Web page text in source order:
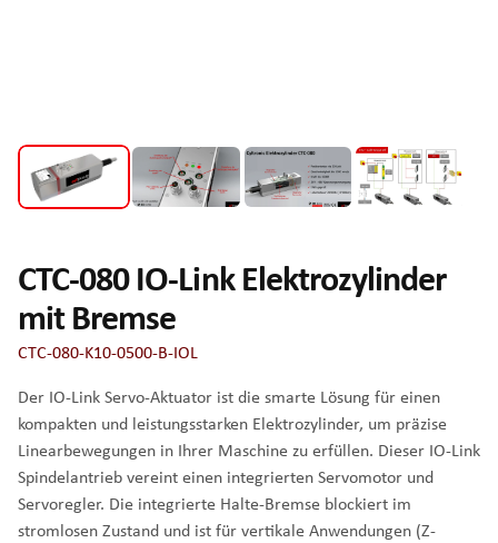
CTC-080 IO-Link Elektrozylinder
mit Bremse
CTC-080-K10-0500-B-IOL
Der IO-Link Servo-Aktuator ist die smarte Lösung für einen
kompakten und leistungsstarken Elektrozylinder, um präzise
Linearbewegungen in Ihrer Maschine zu erfüllen. Dieser IO-Link
Spindelantrieb vereint einen integrierten Servomotor und
Servoregler. Die integrierte Halte-Bremse blockiert im
stromlosen Zustand und ist für vertikale Anwendungen (Z-